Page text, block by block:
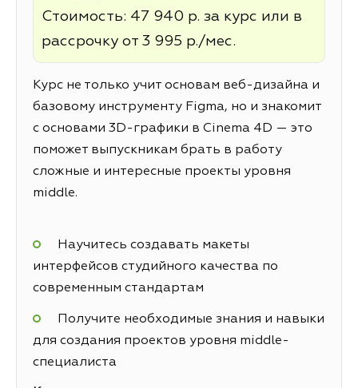
Стоимость: 47 940 р. за курс или в
рассрочку от 3 995 р./мес.
Курс не только учит основам веб-дизайна и
базовому инструменту Figma, но и знакомит
с основами 3D-графики в Cinema 4D — это
поможет выпускникам брать в работу
сложные и интересные проекты уровня
middle.
Научитесь создавать макеты
интерфейсов студийного качества по
современным стандартам
Получите необходимые знания и навыки
для создания проектов уровня middle-
специалиста